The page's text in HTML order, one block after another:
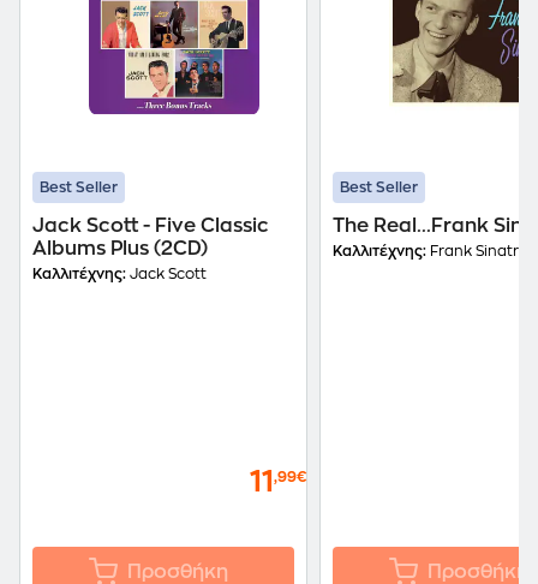
Best Seller
Jack Scott - Five Classic
Albums Plus (2CD)
Καλλιτέχνης: Jack Scott
11 ,99€
Προσθήκη
Best Seller
The Real...Frank
Καλλιτέχνης: Frank Sinatra
Προσθήκη